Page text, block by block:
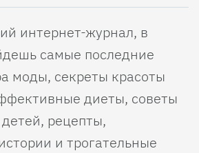
интернет-журнал, в
самые последние
моды, секреты красоты
диеты, советы
рецепты,
и трогательные